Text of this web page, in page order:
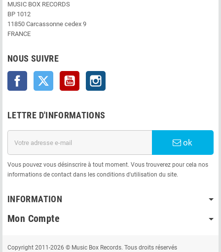
MUSIC BOX RECORDS
BP 1012
11850 Carcassonne cedex 9
FRANCE
NOUS SUIVRE
Facebook Twitter YouTube
LETTRE D'INFORMATIONS
ok
Vous pouvez vous désinscrire à tout moment. Vous trouverez pour cela nos
informations de contact dans les conditions d'utilisation du site.
INFORMATION
Mon Compte
Copyright 2011-2026 © Music Box Records. Tous droits réservés